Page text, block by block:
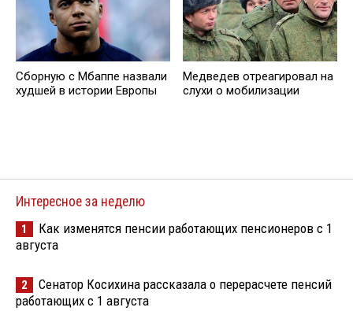
Сборную с Мбаппе назвали
худшей в истории Европы
Медведев отреагировал на
слухи о мобилизации
Интересное за неделю
1
Как изменятся пенсии работающих пенсионеров с 1
августа
2
Сенатор Косихина рассказала о перерасчете пенсий
работающих с 1 августа